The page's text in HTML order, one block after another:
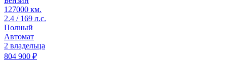
127000 км.
2.4 / 169 л.с.
Полный
Автомат
2 владельца
804 900 ₽